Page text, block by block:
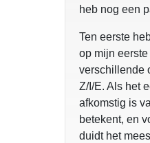
heb nog een
Ten eerste
op mijn
verschillende
Z/I/E. Als het
afkomstig is
betekent, en
duidt het